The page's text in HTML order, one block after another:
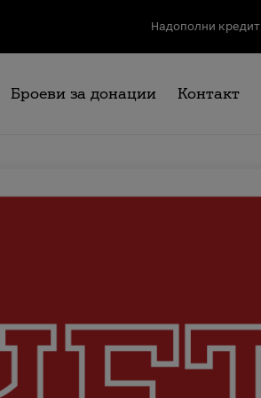
Надополни кредит
Броеви за донации Контакт